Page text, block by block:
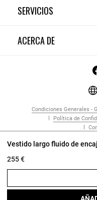
Vestido largo fluido de
255 €
SERVICIOS
ACERCA DE
Condiciones Generales -
Política de
Copyright © 2026 Claudie